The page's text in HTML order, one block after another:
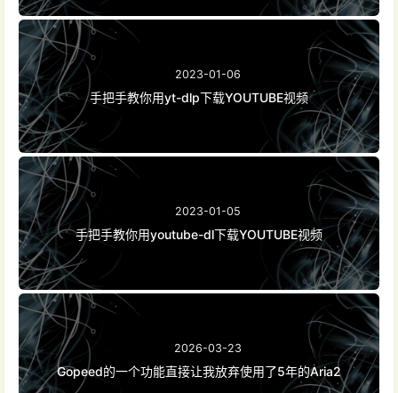
2023-01-06
手把手教你用yt-dlp下载YOUTUBE视频
2023-01-05
手把手教你用youtube-dl下载YOUTUBE视频
2026-03-23
Gopeed的一个功能直接让我放弃使用了5年的Aria2